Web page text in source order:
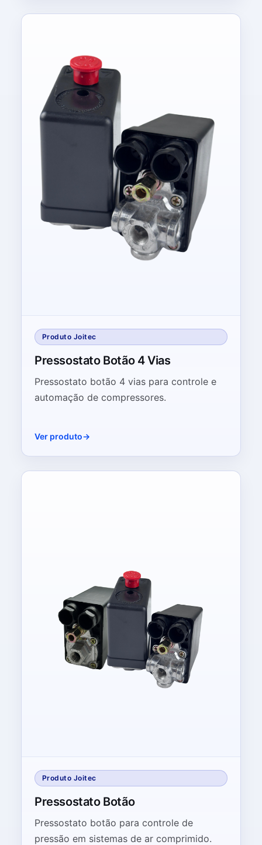
Produto Joitec
Pressostato Botão 4 Vias
Pressostato botão 4 vias para controle e
automação de compressores.
Ver produto
Produto Joitec
Pressostato Botão
Pressostato botão para controle de
pressão em sistemas de ar comprimido.